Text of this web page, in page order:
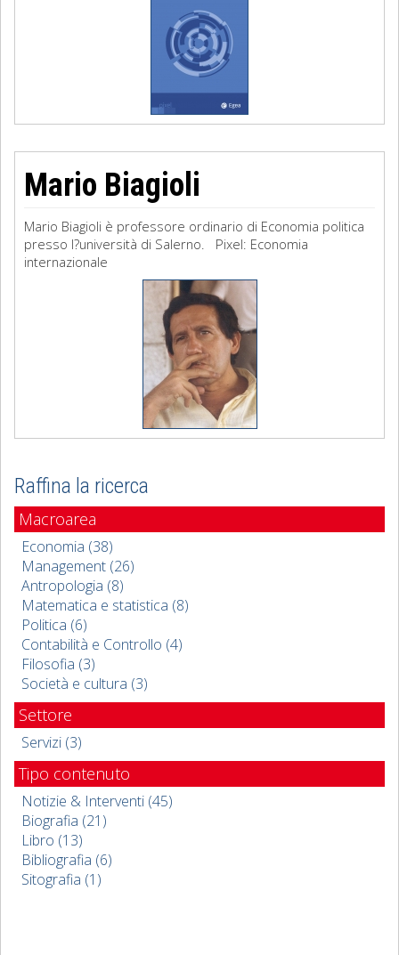
Mario Biagioli
Mario Biagioli è professore ordinario di Economia politica
presso l?università di Salerno. Pixel: Economia
internazionale
Raffina la ricerca
Macroarea
Economia (38)
Management (26)
Antropologia (8)
Matematica e statistica (8)
Politica (6)
Contabilità e Controllo (4)
Filosofia (3)
Società e cultura (3)
Settore
Servizi (3)
Tipo contenuto
Notizie & Interventi (45)
Biografia (21)
Libro (13)
Bibliografia (6)
Sitografia (1)